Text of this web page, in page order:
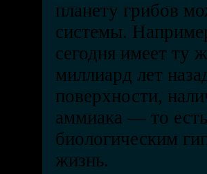
планету грибов
системы.
сегодня имеет ту
миллиард лет
поверхности,
аммиака — то
биологическим
жизнь.